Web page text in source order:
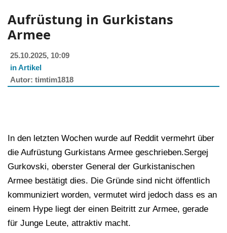
Aufrüstung in Gurkistans
Armee
25.10.2025, 10:09
in Artikel
timtim1818
In den letzten Wochen wurde auf Reddit vermehrt über
die Aufrüstung Gurkistans Armee geschrieben.Sergej
Gurkovski, oberster General der Gurkistanischen
Armee bestätigt dies. Die Gründe sind nicht öffentlich
kommuniziert worden, vermutet wird jedoch dass es an
einem Hype liegt der einen Beitritt zur Armee, gerade
für Junge Leute, attraktiv macht.